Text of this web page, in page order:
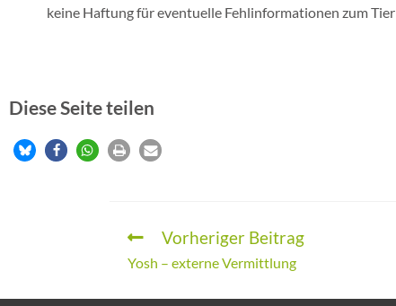
keine Haftung für eventuelle Fehlinformationen zum Tier
Diese Seite teilen
Vorheriger Beitrag
Yosh – externe Vermittlung